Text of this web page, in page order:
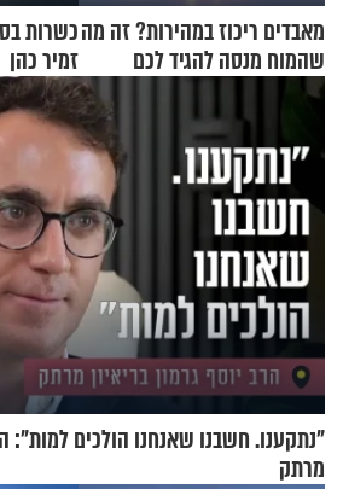
מאבדים ריכוז במהירות? זה מה
שהמוח מנסה להגיד לכם
כשרות
זמיר כהן
"נתקענו. חשבנו שאנחנו הולכים למות":
מרתק